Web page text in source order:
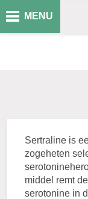
MENU
Sertraline is
zogeheten
middel remt
serotonine in